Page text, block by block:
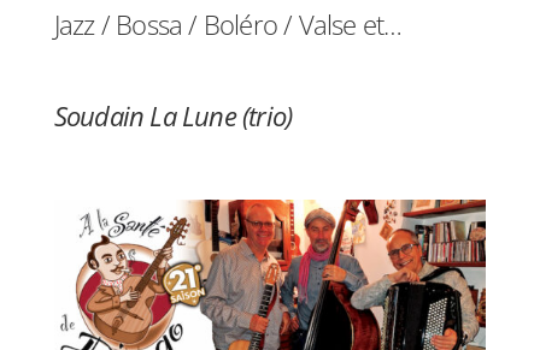
Jazz / Bossa / Boléro / Valse et…
Soudain La Lune (trio)